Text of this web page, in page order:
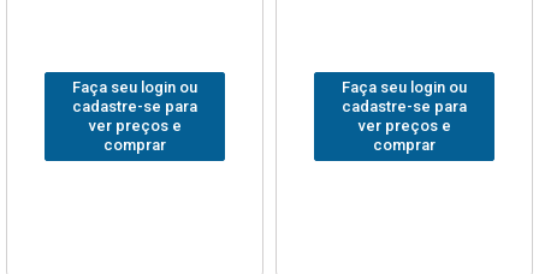
Faça seu login ou
cadastre-se para
ver preços e
comprar
Faça seu login ou
cadastre-se para
ver preços e
comprar